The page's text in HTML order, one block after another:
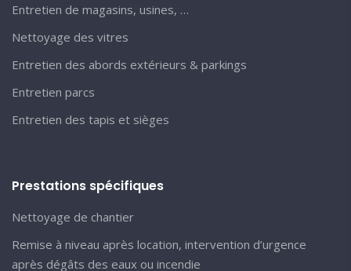
Entretien de magasins, usines, …
Nettoyage des vitres
Entretien des abords extérieurs & parkings
Entretien parcs
Entretien des tapis et sièges
Prestations spécifiques
Nettoyage de chantier
Remise à niveau après location, intervention d’urgence
après dégâts des eaux ou incendie